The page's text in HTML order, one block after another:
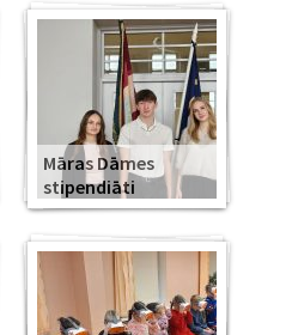
Māras Dāmes
stipendiāti